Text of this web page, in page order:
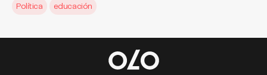
Política educación